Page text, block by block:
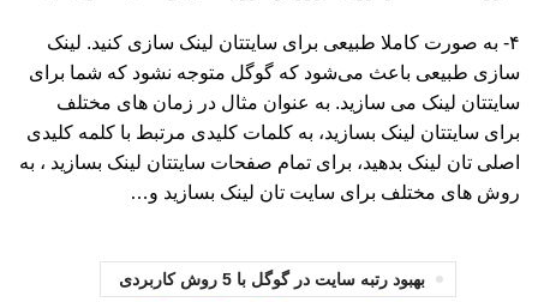
۴- به صورت کاملا طبیعی برای سایتتان لینک سازی کنید. لینک
سازی طبیعی باعث می‌شود که گوگل متوجه نشود که شما برای
سایتتان لینک می سازید. به عنوان مثال در زمان های مختلف
برای سایتتان لینک بسازید، به کلمات کلیدی مرتبط با کلمه‌ کلیدی
اصلی تان لینک بدهید، برای تمام صفحات سایتتان لینک بسازید ، به
روش های مختلف برای سایت تان لینک بسازید و…
بهبود رتبه سایت در گوگل با 5 روش کاربردی